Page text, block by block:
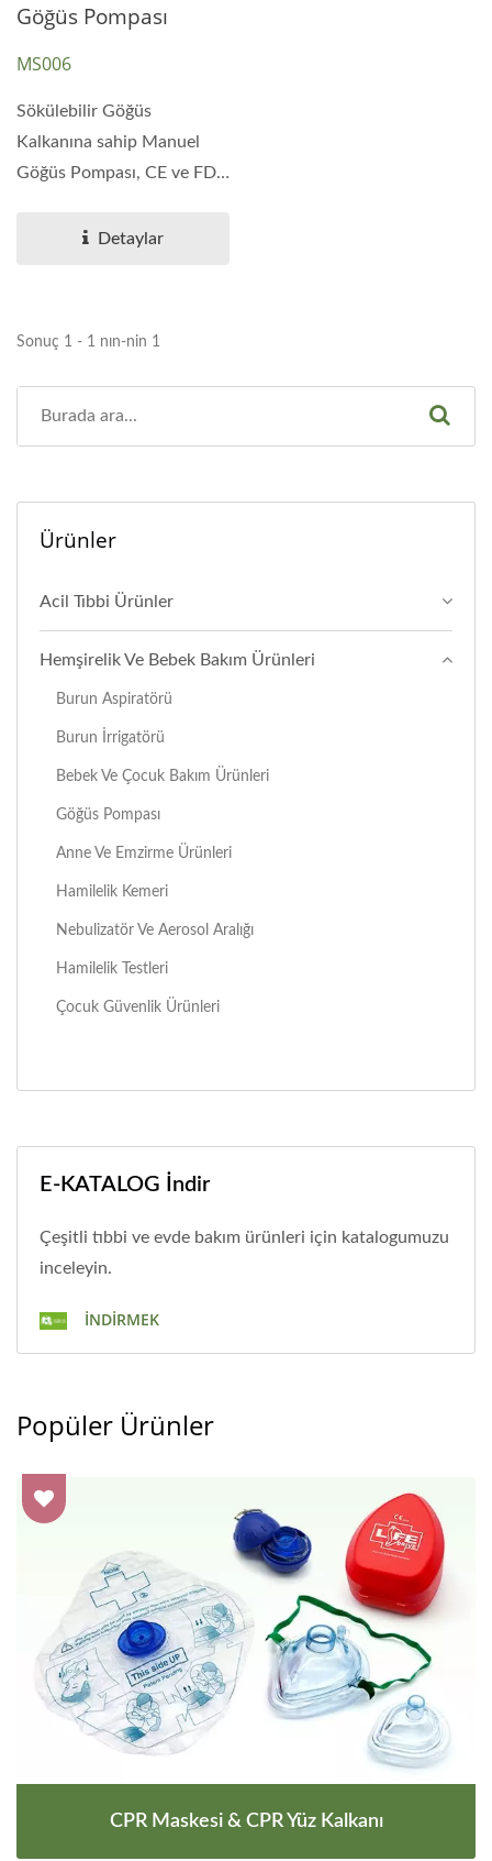
Göğüs Pompası
MS006
Sökülebilir Göğüs
Kalkanına sahip Manuel
Göğüs Pompası, CE ve FDA
sertifikalandırılmıştır...
Detaylar
Sonuç 1 - 1 nın-nin 1
Ürünler
Acil Tıbbi Ürünler
Hemşirelik Ve Bebek Bakım Ürünleri
Burun Aspiratörü
Burun İrrigatörü
Bebek Ve Çocuk Bakım Ürünleri
Göğüs Pompası
Anne Ve Emzirme Ürünleri
Hamilelik Kemeri
Nebulizatör Ve Aerosol Aralığı
Hamilelik Testleri
Çocuk Güvenlik Ürünleri
E-KATALOG İndir
Çeşitli tıbbi ve evde bakım ürünleri için katalogumuzu
inceleyin.
İNDIRMEK
Popüler Ürünler
CPR Maskesi & CPR Yüz Kalkanı